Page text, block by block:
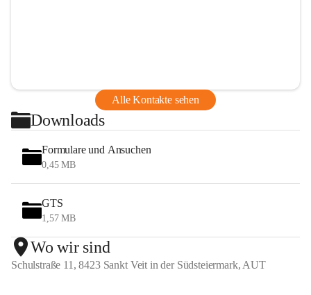
Alle Kontakte sehen
Downloads
Formulare und Ansuchen
0,45 MB
GTS
1,57 MB
Wo wir sind
Schulstraße 11, 8423 Sankt Veit in der Südsteiermark, AUT